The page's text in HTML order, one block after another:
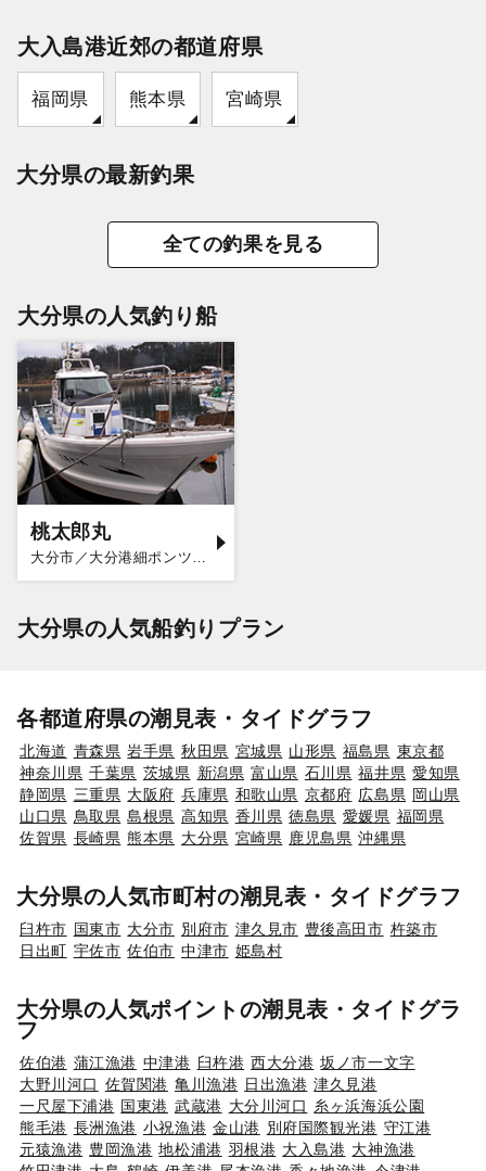
大入島港近郊の都道府県
福岡県 熊本県 宮崎県
大分県の最新釣果
全ての釣果を見る
大分県の人気釣り船
桃太郎丸
大分県の人気船釣りプラン
各都道府県の潮見表・タイドグラフ
北海道 青森県 岩手県 秋田県 宮城県 山形県 福島県 東京都
神奈川県 千葉県 茨城県 新潟県 富山県 石川県 福井県 愛知県
静岡県 三重県 大阪府 兵庫県 和歌山県 京都府 広島県 岡山県
山口県 鳥取県 島根県 高知県 香川県 徳島県 愛媛県 福岡県
佐賀県 長崎県 熊本県 大分県 宮崎県 鹿児島県 沖縄県
大分県の人気市町村の潮見表・タイドグラフ
臼杵市 国東市 大分市 別府市 津久見市 豊後高田市 杵築市
日出町 宇佐市 佐伯市 中津市 姫島村
大分県の人気ポイントの潮見表・タイドグラ
フ
佐伯港 蒲江漁港 中津港 臼杵港 西大分港 坂ノ市一文字
大野川河口 佐賀関港 亀川漁港 日出漁港 津久見港
一尺屋下浦港 国東港 武蔵港 大分川河口 糸ヶ浜海浜公園
熊毛港 長洲漁港 小祝漁港 金山港 別府国際観光港 守江港
元猿漁港 豊岡漁港 地松浦港 羽根港 大入島港 大神漁港